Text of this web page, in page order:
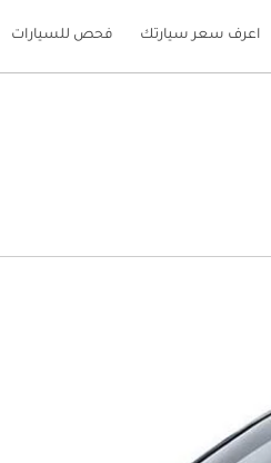
اعرف سعر سيارتك فحص للسيارات